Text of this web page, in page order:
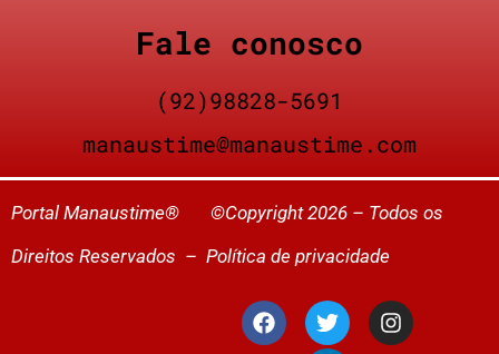
Fale conosco
(92)98828-5691
manaustime@manaustime.com
Portal Manaustime® ©Copyright 2026 – Todos os
Direitos Reservados – Política de privacidade